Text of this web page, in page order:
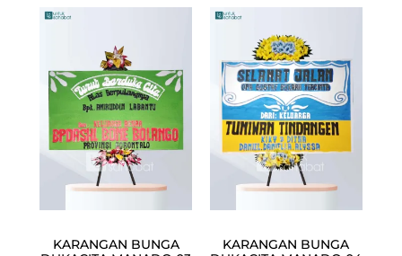
KARANGAN BUNGA
Rp1.100.000.
Rp975.000.
KARANGAN BUNGA